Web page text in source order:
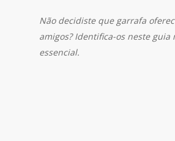
Não decidiste que garrafa
amigos? Identifica-os neste guia
essencial.